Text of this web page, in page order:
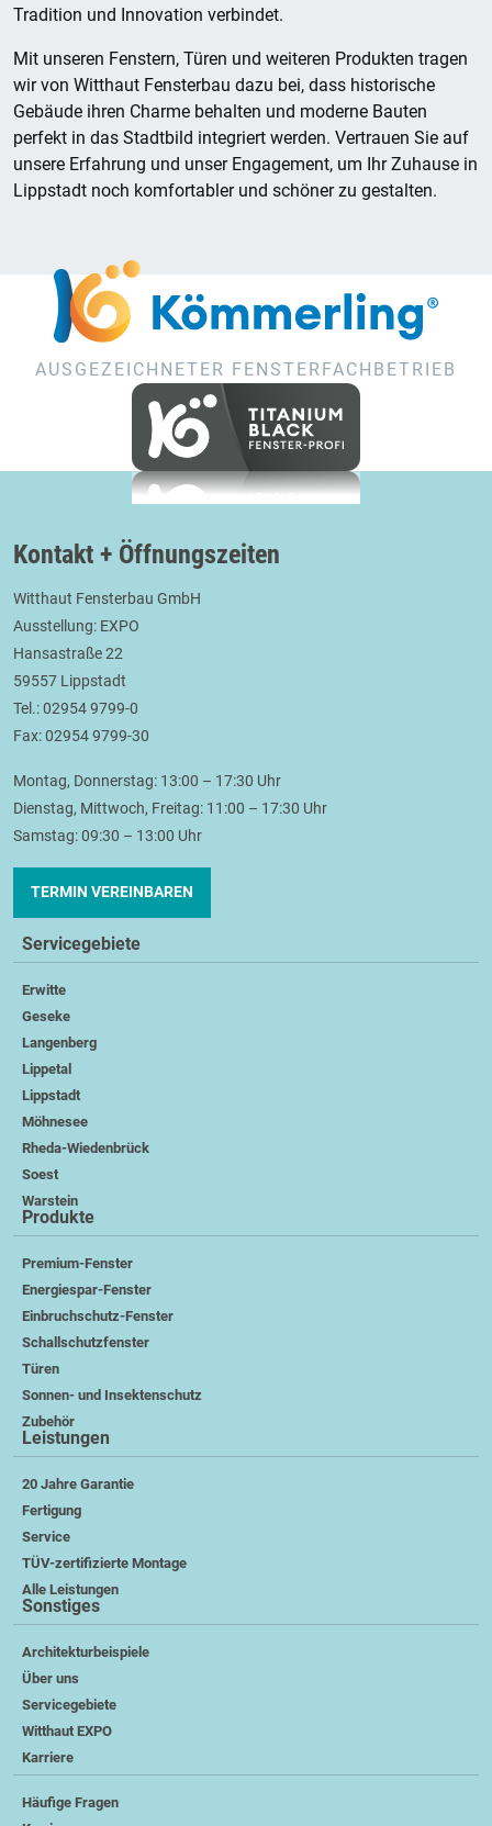
Tradition und Innovation verbindet.
Mit unseren Fenstern, Türen und weiteren Produkten tragen
wir von Witthaut Fensterbau dazu bei, dass historische
Gebäude ihren Charme behalten und moderne Bauten
perfekt in das Stadtbild integriert werden. Vertrauen Sie auf
unsere Erfahrung und unser Engagement, um Ihr Zuhause in
Lippstadt noch komfortabler und schöner zu gestalten.
AUSGEZEICHNETER FENSTERFACHBETRIEB
Kontakt + Öffnungszeiten
Witthaut Fensterbau GmbH
Ausstellung: EXPO
Hansastraße 22
59557 Lippstadt
Tel.: 02954 9799-0
Fax: 02954 9799-30
Montag, Donnerstag: 13:00 – 17:30 Uhr
Dienstag, Mittwoch, Freitag: 11:00 – 17:30 Uhr
Samstag: 09:30 – 13:00 Uhr
TERMIN VEREINBAREN
Servicegebiete
Erwitte
Geseke
Langenberg
Lippetal
Lippstadt
Möhnesee
Rheda-Wiedenbrück
Soest
Warstein
Produkte
Premium-Fenster
Energiespar-Fenster
Einbruchschutz-Fenster
Schallschutzfenster
Türen
Sonnen- und Insektenschutz
Zubehör
Leistungen
20 Jahre Garantie
Fertigung
Service
TÜV-zertifizierte Montage
Alle Leistungen
Sonstiges
Architekturbeispiele
Über uns
Servicegebiete
Witthaut EXPO
Karriere
Häufige Fragen